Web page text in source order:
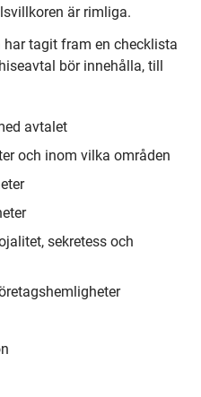
är rimliga.
tagit fram en checklista
bör innehålla, till
avtalet
och inom vilka områden
sekretess och